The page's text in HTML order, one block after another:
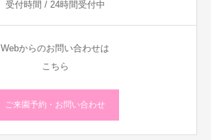
受付時間 / 24時間受付中
Webからのお問い合わせは
こちら
ご来園予約・お問い合わせ